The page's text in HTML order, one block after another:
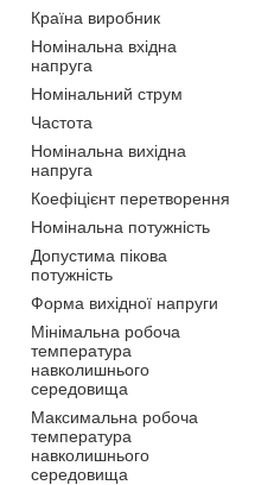
Країна виробник
Номінальна вхідна
напруга
Номінальний струм
Частота
Номінальна вихідна
напруга
Коефіцієнт перетворення
Номінальна потужність
Допустима пікова
потужність
Форма вихідної напруги
Мінімальна робоча
температура
навколишнього
середовища
Максимальна робоча
температура
навколишнього
середовища